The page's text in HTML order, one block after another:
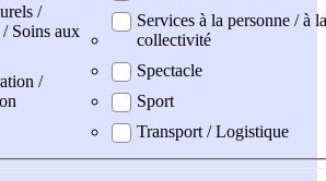
/
Soins aux
/
Services à la personne / à la
collectivité
Spectacle
Sport
Transport / Logistique